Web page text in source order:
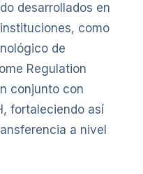
desarrollados en
como
de
Regulation
conjunto con
fortaleciendo así
a nivel